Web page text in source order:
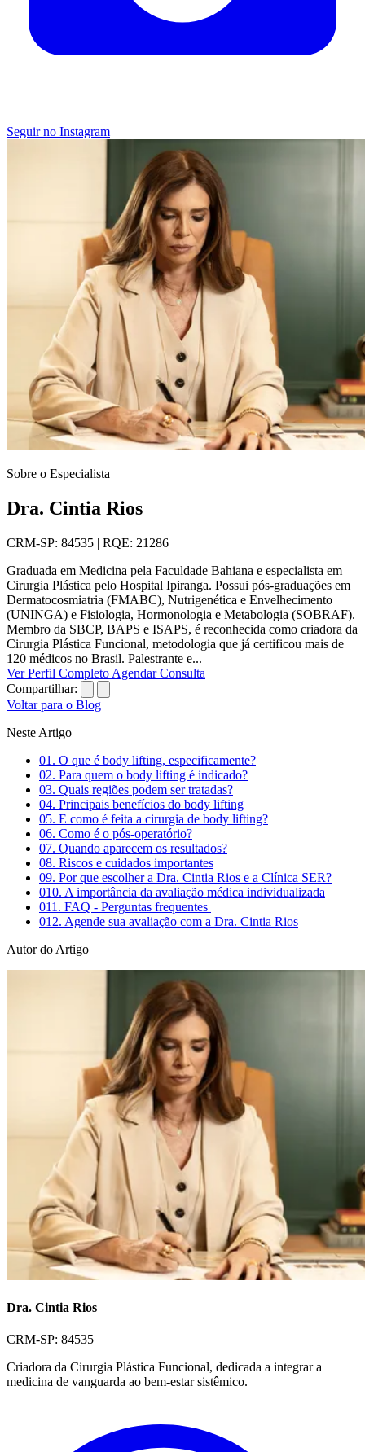
Seguir no Instagram
Sobre o Especialista
Dra. Cintia Rios
CRM-SP: 84535 | RQE: 21286
Graduada em Medicina pela Faculdade Bahiana e especialista em
Cirurgia Plástica pelo Hospital Ipiranga. Possui pós-graduações em
Dermatocosmiatria (FMABC), Nutrigenética e Envelhecimento
(UNINGA) e Fisiologia, Hormonologia e Metabologia (SOBRAF).
Membro da SBCP, BAPS e ISAPS, é reconhecida como criadora da
Cirurgia Plástica Funcional, metodologia que já certificou mais de
120 médicos no Brasil. Palestrante e...
Ver Perfil Completo Agendar Consulta
Compartilhar:
Voltar para o Blog
Neste Artigo
01. O que é body lifting, especificamente?
02. Para quem o body lifting é indicado?
03. Quais regiões podem ser tratadas?
04. Principais benefícios do body lifting
05. E como é feita a cirurgia de body lifting?
06. Como é o pós-operatório?
07. Quando aparecem os resultados?
08. Riscos e cuidados importantes
09. Por que escolher a Dra. Cintia Rios e a Clínica SER?
010. A importância da avaliação médica individualizada
011. FAQ - Perguntas frequentes
012. Agende sua avaliação com a Dra. Cintia Rios
Autor do Artigo
Dra. Cintia Rios
CRM-SP: 84535
Criadora da Cirurgia Plástica Funcional, dedicada a integrar a
medicina de vanguarda ao bem-estar sistêmico.